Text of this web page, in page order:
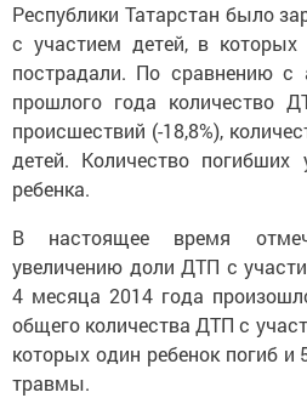
Республики Татарстан было
с участием детей, в
пострадали. По сравнению с
прошлого года количество
происшествий (-18,8%),
детей. Количество погибших
ребенка.
В настоящее время
увеличению доли ДТП с
4 месяца 2014 года
общего количества ДТП с
которых один ребенок погиб и
травмы.